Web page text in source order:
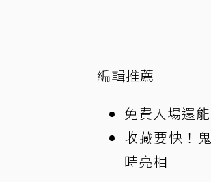
編輯推薦
免費入場還
收藏要快！
時亮相